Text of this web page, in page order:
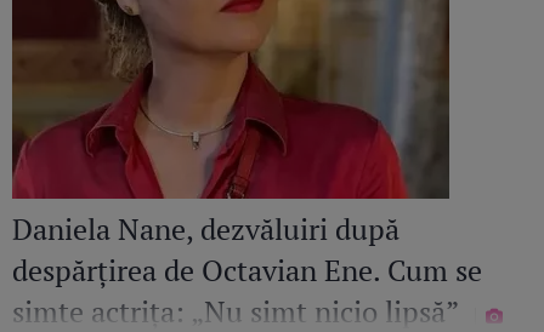
Daniela Nane, dezvăluiri după
despărțirea de Octavian Ene. Cum se
simte actrița: „Nu simt nicio lipsă”